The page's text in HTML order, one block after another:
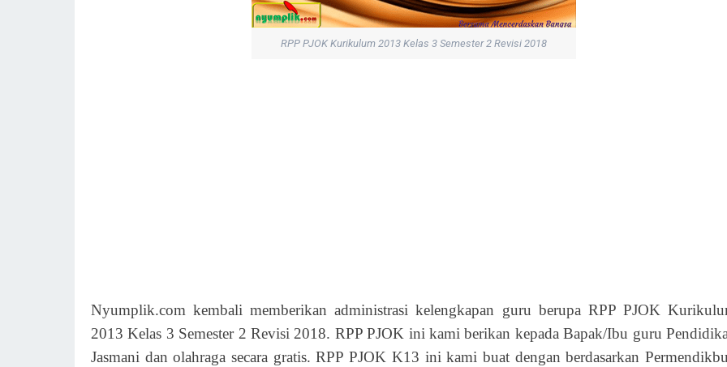
RPP PJOK Kurikulum 2013 Kelas 3 Semester 2 Revisi 2018
Nyumplik.com kembali memberikan administrasi kelengkapan guru berupa RPP PJOK
2013 Kelas 3 Semester 2 Revisi 2018. RPP PJOK ini kami berikan kepada Bapak/Ibu guru
Jasmani dan olahraga secara gratis. RPP PJOK K13 ini kami buat dengan berdasarkan